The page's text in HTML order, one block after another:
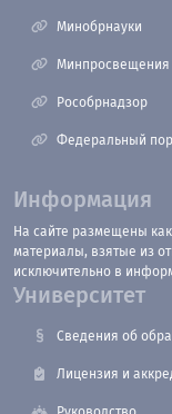
Минобрнауки
Минпросвещения
Рособрнадзор
Федеральный
Информация
На сайте размещены
материалы, взятые из
исключительно в
Университет
Сведения об
Лицензия и